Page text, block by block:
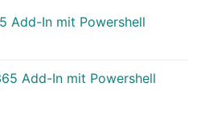
Add-In mit Powershell
Add-In mit Powershell